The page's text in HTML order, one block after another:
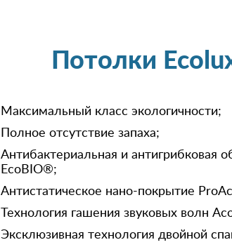
Потолки
Максимальный класс экологичности;
Полное отсутствие запаха;
Антибактериальная и антигрибковая
EcoBIO®;
Антистатическое нано-покрытие
Технология гашения звуковых волн
Эксклюзивная технология двойной